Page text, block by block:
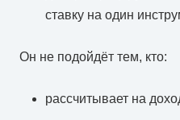
ставку на один
Он не подойдёт тем, кто:
рассчитывает на